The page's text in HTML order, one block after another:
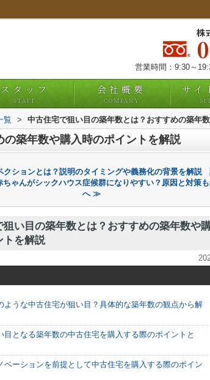
株
営業時間：9:30～
スタッフ
STAFF
会社概要
COMPANY
サイ
覧 > 中古住宅で狙い目の築年数とは？おすすめの築年
築年数や購入時のポイントを解説
ションとは？説明のタイミングや義務化の背景を解説
ちゃんがシックハウス症候群になりやすい？原因と対策
へ ≫
狙い目の築年数とは？おすすめの築年数や
トを解説
ような中古住宅が狙い目？具体的な築年数の観点から解
目となる築年数の中古住宅を購入する際のポイントと
ベーションを前提として中古住宅を購入する際のポイン